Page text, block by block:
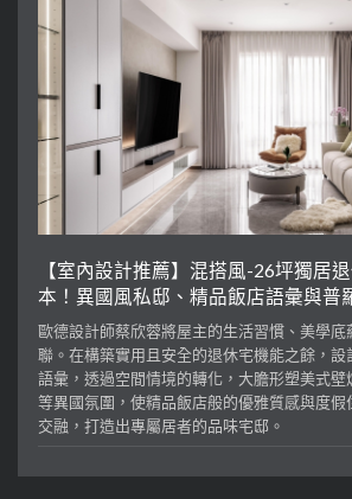
【室內設計推薦】混搭風-26坪獨居
本！異國風私邸、精品飯店語彙與普
歐德設計師蔡欣蓉將屋主的生活習慣、美學底
聯。在構築實用且安全的退休宅機能之餘，設
語彙，透過空間情境的轉化，大膽形塑美式壁
等異國氛圍，使精品飯店般的優雅質感與度假
交融，打造出專屬居者的品味宅邸。